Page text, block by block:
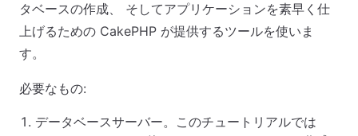
タベースの作成、 そしてアプリケーションを素早く仕
上げるための CakePHP が提供するツールを使いま
す。
必要なもの:
データベースサーバー。このチュートリアルでは